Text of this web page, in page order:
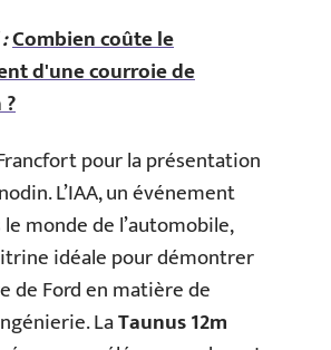
Combien coûte le
d'une courroie de
pour la présentation
L’IAA, un événement
monde de l’automobile,
idéale pour démontrer
de Ford en matière de
LaTaunus 12m